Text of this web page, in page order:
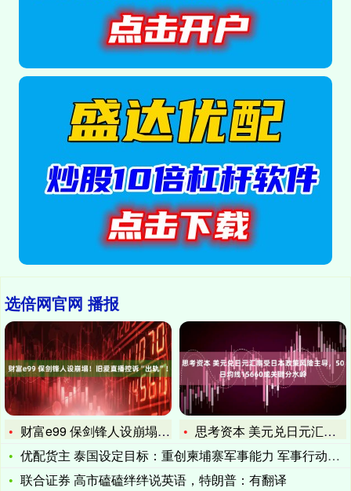
选倍网官网 播报
财富e99 保剑锋人设崩塌！旧爱直播控诉“出轨”！
思考资本 美元兑日元汇率受日本政策风险主导，50日均线156
优配货主 泰国设定目标：重创柬埔寨军事能力 军事行动将持续
联合证券 高市磕磕绊绊说英语，特朗普：有翻译